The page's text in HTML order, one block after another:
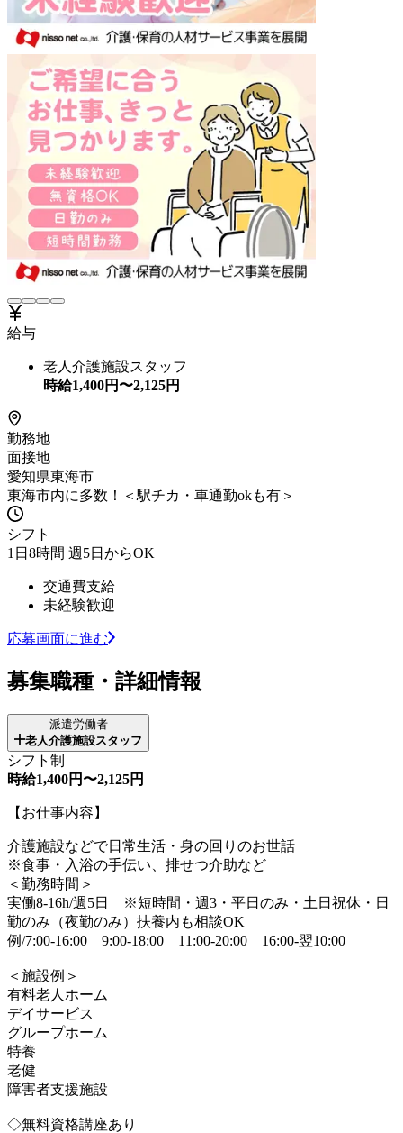
給与
老人介護施設スタッフ
時給1,400円〜2,125円
勤務地
面接地
愛知県東海市
東海市内に多数！＜駅チカ・車通勤okも有＞
シフト
1日8時間 週5日からOK
交通費支給
未経験歓迎
応募画面に進む
募集職種・詳細情報
派遣労働者
老人介護施設スタッフ
シフト制
時給1,400円〜2,125円
【お仕事内容】
介護施設などで日常生活・身の回りのお世話
※食事・入浴の手伝い、排せつ介助など
＜勤務時間＞
実働8-16h/週5日 ※短時間・週3・平日のみ・土日祝休・日
勤のみ（夜勤のみ）扶養内も相談OK
例/7:00-16:00 9:00-18:00 11:00-20:00 16:00-翌10:00
＜施設例＞
有料老人ホーム
デイサービス
グループホーム
特養
老健
障害者支援施設
◇無料資格講座あり